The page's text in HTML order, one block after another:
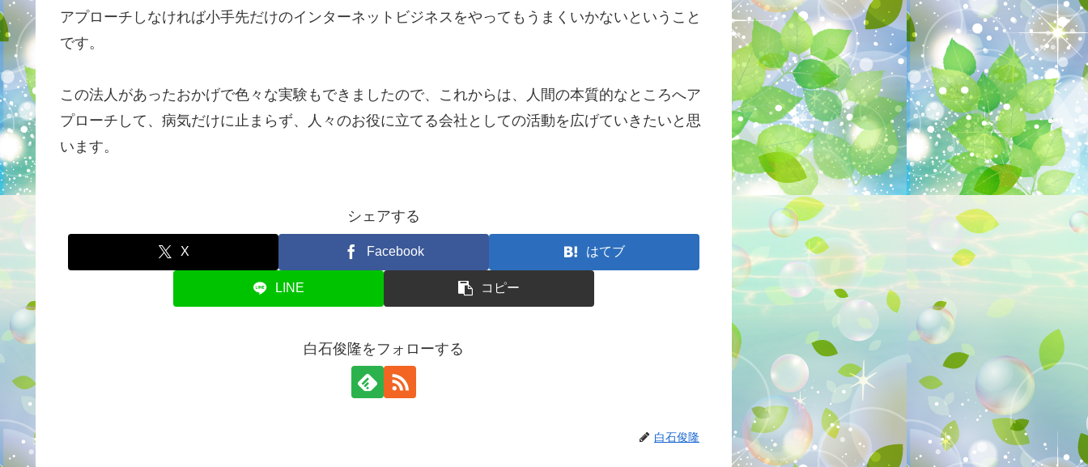
アプローチしなければ小手先だけのインターネットビジネスをやってもうまくいかないということ
です。
この法人があったおかげで色々な実験もできましたので、これからは、人間の本質的なところへア
プローチして、病気だけに止まらず、人々のお役に立てる会社としての活動を広げていきたいと思
います。
シェアする
X Facebook はてブ
LINE コピー
白石俊隆をフォローする
白石俊隆